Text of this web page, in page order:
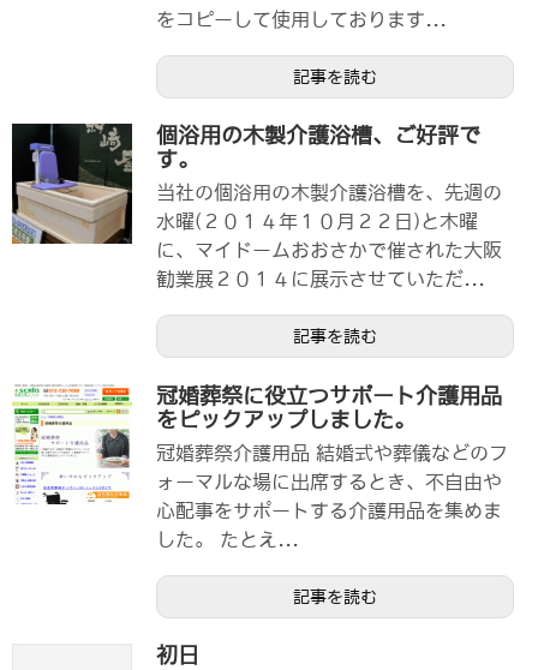
をコピーして使用しております...
記事を読む
個浴用の木製介護浴槽、ご好評で
す。
当社の個浴用の木製介護浴槽を、先週の
水曜(２０１４年１０月２２日)と木曜
に、マイドームおおさかで催された大阪
勧業展２０１４に展示させていただ...
記事を読む
冠婚葬祭に役立つサポート介護用品
をピックアップしました。
冠婚葬祭介護用品 結婚式や葬儀などのフ
ォーマルな場に出席するとき、不自由や
心配事をサポートする介護用品を集めま
した。 たとえ...
記事を読む
初日